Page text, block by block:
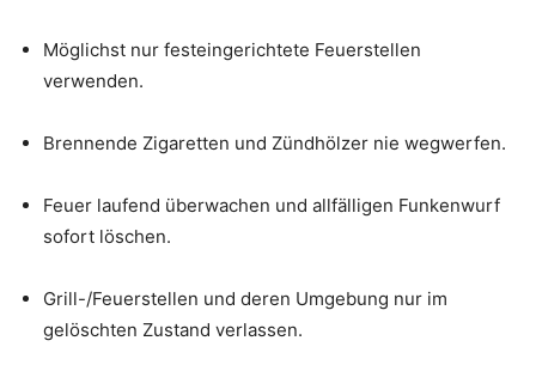
Möglichst nur festeingerichtete Feuerstellen
verwenden.
Brennende Zigaretten und Zündhölzer nie wegwerfen.
Feuer laufend überwachen und allfälligen Funkenwurf
sofort löschen.
Grill-/Feuerstellen und deren Umgebung nur im
gelöschten Zustand verlassen.